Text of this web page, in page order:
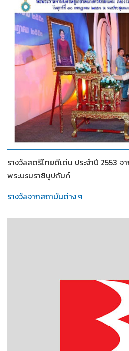
2553
รางวัลสตรีไทยดีเด่น ประจำปี 2553 จ
พระบรมราชินูปถัมภ์
รางวัลจากสถาบันต่าง ๆ